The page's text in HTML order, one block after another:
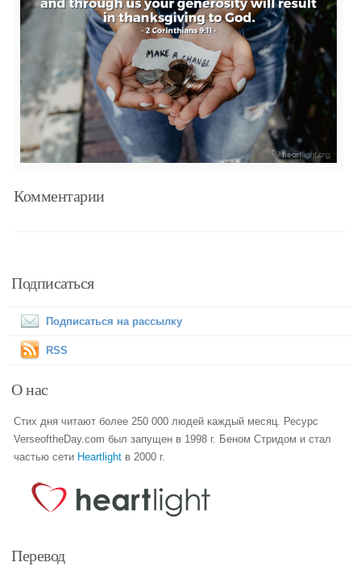
Комментарии
Подписаться
Подписаться на рассылку
RSS
О нас
Стих дня читают более 250 000 людей каждый месяц. Ресурс
VerseoftheDay.com был запущен в 1998 г. Беном Стридом и стал
частью сети Heartlight в 2000 г.
Перевод